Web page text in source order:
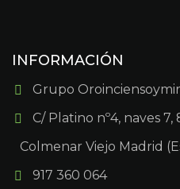
INFORMACIÓN
Grupo
C/ Platino nº4, naves 7,
Colmenar Viejo Madrid
917 360 064